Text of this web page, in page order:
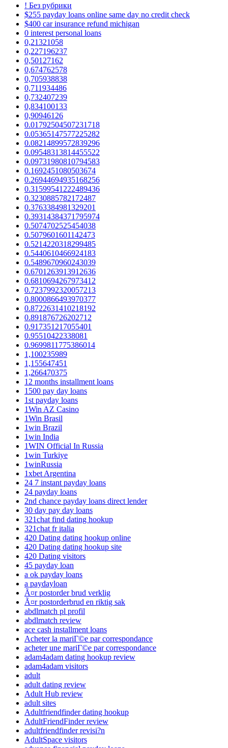
! Без рубрики
$255 payday loans online same day no credit check
$400 car insurance refund michigan
0 interest personal loans
0,21321058
0,227196237
0,50127162
0,674762578
0,705938838
0,711934486
0,732407239
0,834100133
0,90946126
0.01792504507231718
0.05365147577225282
0.08214899572839296
0.09548313814455522
0.09731980810794583
0.1692451080503674
0.26944694935168256
0.31599541222489436
0.3230885782172487
0.3763384981329201
0.39314384371795974
0.5074702525454038
0.5079601601142473
0.5214220318299485
0.5440610466924183
0.5489670960243039
0.6701263913912636
0.6810694267973412
0.7237992320057213
0.8000866493970377
0.8722631410218192
0.891876726202712
0.917351217055401
0.95510422338081
0.9699811775386014
1,100235989
1,155647451
1,266470375
12 months installment loans
1500 pay day loans
1st payday loans
1Win AZ Casino
1Win Brasil
1win Brazil
1win India
1WIN Official In Russia
1win Turkiye
1winRussia
1xbet Argentina
24 7 instant payday loans
24 payday loans
2nd chance payday loans direct lender
30 day pay day loans
321chat find dating hookup
321chat fr italia
420 Dating dating hookup online
420 Dating dating hookup site
420 Dating visitors
45 payday loan
a ok payday loans
a paydayloan
Ã¤r postorder brud verklig
Ã¤r postorderbrud en riktig sak
abdlmatch pl profil
abdlmatch review
ace cash installment loans
Acheter la mariГ©e par correspondance
acheter une mariГ©e par correspondance
adam4adam dating hookup review
adam4adam visitors
adult
adult dating review
Adult Hub review
adult sites
Adultfriendfinder dating hookup
AdultFriendFinder review
adultfriendfinder revisi?n
AdultSpace visitors